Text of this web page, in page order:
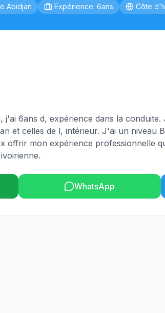
Abidjan Expérience: 6ans Côte
6ans d, expérience dans la conduite.
et celles de l, intérieur. J'ai un niveau
offrir mon expérience professionnelle
WhatsApp